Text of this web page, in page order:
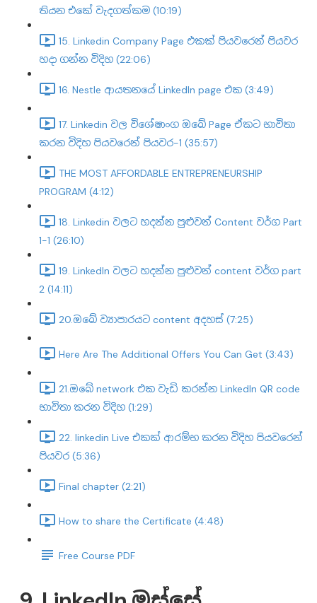
තියන එකේ වැදගත්කම (10:19)
15. Linkedin Company Page එකක් පියවරෙන් පියවර
හදා ගන්න විදිහ (22:06)
16. Nestle ආයතනයේ LinkedIn page එක (3:49)
17. Linkedin වල විශේෂාංග ඔබේ Page ඒකට භාවිතා
කරන විදිහ පියවරෙන් පියවර-1 (35:57)
THE MOST AFFORDABLE ENTREPRENEURSHIP
PROGRAM (4:12)
18. Linkedin වලට හදන්න පුළුවන් Content වර්ග Part
1-1 (26:10)
19. LinkedIn වලට හදන්න පුළුවන් content වර්ග part
2 (14:11)
20.ඔබේ ව්‍යාපාරයට content අදහස් (7:25)
Here Are The Additional Offers You Can Get (3:43)
21.ඔබේ network එක වැඩි කරන්න LinkedIn QR code
භාවිතා කරන විදිහ (1:29)
22. linkedin Live එකක් ආරම්භ කරන විදිහ පියවරෙන්
පියවර (5:36)
Final chapter (2:21)
How to share the Certificate (4:48)
Free Course PDF